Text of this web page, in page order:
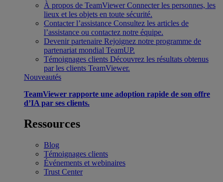
À propos de TeamViewer Connecter les personnes, les
lieux et les objets en toute sécurité.
Contacter l’assistance Consultez les articles de
l’assistance ou contactez notre équipe.
Devenir partenaire Rejoignez notre programme de
partenariat mondial TeamUP.
Témoignages clients Découvrez les résultats obtenus
par les clients TeamViewer.
Nouveautés
TeamViewer rapporte une adoption rapide de son offre
d’IA par ses clients.
Ressources
Blog
Témoignages clients
Événements et webinaires
Trust Center